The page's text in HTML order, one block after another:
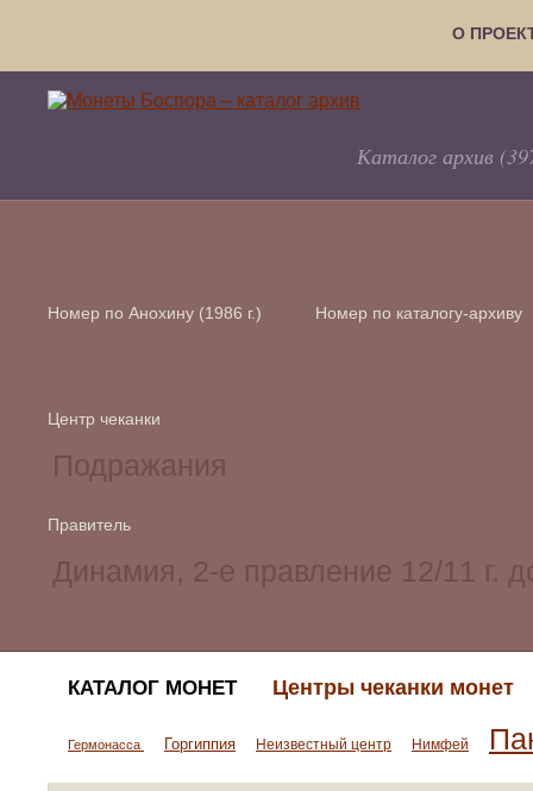
О
Каталог архив
Номер по Анохину (1986 г.) Номер по каталогу-архиву
Центр чеканки
Правитель
КАТАЛОГ МОНЕТ Центры чеканки монет
Гермонасса Горгиппия Неизвестный центр Нимфей